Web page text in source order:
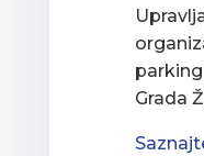
Grada